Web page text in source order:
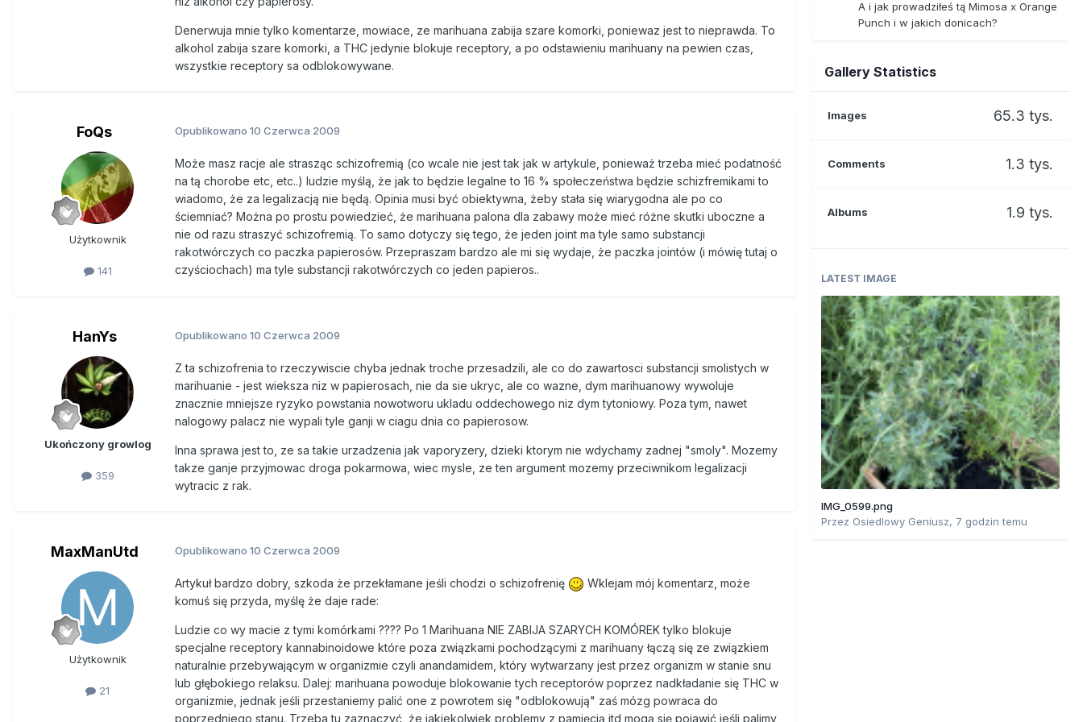
Co ciekawe, specjaliści dzielą użytkowników tej rośliny na rekreacyjnych i medycznych. Zawartym w
marihuanie tetrahydrokannabinolem wspomaga się na świecie leczenie wielu chorób, min. stwardnienia
rozsianego, depresji, zaburzeń łaknienia po chemioterapii i AIDS, anoreksji i Alzheimerze. (Lekiem,
lekarstwo na depresję, u rekreacyjnych ta sama substancja depresję powoduje (rekreacyjni są też za jej
krajach kwestią polityczną, stąd sprzeczności w podawanych do wiadomości publicznej danych.
Wydaje się, że w strategii przeciwdziałania handlu i używaniu marihuany nie sprawdziła się rola represji
karnej. Zaostrzanie kar wobec użytkowników tej rośliny przynosi szereg niepożądanych skutków
ubocznych, zaś wśród tych milionów użytkowników, którzy mieli szczęście nie trafić za kraty rodzi
niebezpieczne przekonanie, że prawo i moralność to dwie odrębne sprawy. Przez restrykcyjną penalizację
zafałszowaniu ulega też rzeczywista skala spożycia marihuany, a co za tym idzie, niemożliwa staje się
produkcji i handlu narkotykami. Agresywną retorykę, powodującą u mieszkańców Ameryki poczucie
permanentnej wojny (słynna „wojna z narkotykami”) Kerlikowski proponuje zastąpić łagodniejszym
dyskursem na temat szkodliwości zażywania narkotyków. Uważa, że zjawisko dotyczy zdrowia obywateli, a
nie spraw kryminalnych i chce, by zamiast karać użytkowników i dilerów, leczyć uzależnionych i zajmować
Anna (30 lat, terapeutka w Zakładzie Karnym w Warszawie):
narkomana. To raczej śmieszy i napędza koniunkturę dilerom, niż rzeczywiście odstrasza.
Uważam, że legalizacja marihuany byłaby mądrym posunięciem. Opłaca się państwu – jeśli przejęłoby
kontrolę nad uprawą i handlem, pieniądze z podatków mogłyby zostać przeznaczone na leczenie
uzależnionych i np. stworzenie dla nich miejsc pracy. Dziś te pieniądze trafiają w łapy złodziei i dilerów.
Bardzo ważne też jest, aby legalizacja opierała się na bardzo restrykcyjnie przestrzeganych zasadach. Jak
takie zasady działają, można się przyjrzeć na przykładzie Holandii, gdzie marihuana jest legalna – można ją
spożywać tylko w wybranych i specjalnie oznakowanych miejscach, ściśle określone są zasady, ile można
jej jednorazowo kupić, posiadać itp.
Denerwuja mnie tylko komentarze, mowiace, ze marihuana zabija szare komorki, poniewaz jest to nieprawda. To
alkohol zabija szare komorki, a THC jedynie blokuje receptory, a po odstawieniu marihuany na pewien czas,
wszystkie receptory sa odblokowywane.
FoQs
Użytkownik
141
Opublikowano 10 Czerwca 2009
Może masz racje ale strasząc schizofremią (co wcale nie jest tak jak w artykule, ponieważ trzeba mieć podatność
na tą chorobe etc, etc..) ludzie myślą, że jak to będzie legalne to 16 % społeczeństwa będzie schizfremikami to
wiadomo, że za legalizacją nie będą. Opinia musi być obiektywna, żeby stała się wiarygodna ale po co
ściemniać? Można po prostu powiedzieć, że marihuana palona dla zabawy może mieć różne skutki uboczne a
nie od razu straszyć schizofremią. To samo dotyczy się tego, że jeden joint ma tyle samo substancji
rakotwórczych co paczka papierosów. Przepraszam bardzo ale mi się wydaje, że paczka jointów (i mówię tutaj o
czyściochach) ma tyle substancji rakotwórczych co jeden papieros..
HanYs
Ukończony growlog
359
Opublikowano 10 Czerwca 2009
Z ta schizofrenia to rzeczywiscie chyba jednak troche przesadzili, ale co do zawartosci substancji smolistych w
marihuanie - jest wieksza niz w papierosach, nie da sie ukryc, ale co wazne, dym marihuanowy wywoluje
znacznie mniejsze ryzyko powstania nowotworu ukladu oddechowego niz dym tytoniowy. Poza tym, nawet
nalogowy palacz nie wypali tyle ganji w ciagu dnia co papierosow.
Inna sprawa jest to, ze sa takie urzadzenia jak vaporyzery, dzieki ktorym nie wdychamy zadnej "smoly". Mozemy
takze ganje przyjmowac droga pokarmowa, wiec mysle, ze ten argument mozemy przeciwnikom legalizacji
wytracic z rak.
MaxManUtd
Użytkownik
21
Opublikowano 10 Czerwca 2009
Artykuł bardzo dobry, szkoda że przekłamane jeśli chodzi o schizofrenię
Wklejam mój komentarz, może
komuś się przyda, myślę że daje rade:
Ludzie co wy macie z tymi komórkami ???? Po 1 Marihuana NIE ZABIJA SZARYCH KOMÓREK tylko blokuje
specjalne receptory kannabinoidowe które poza związkami pochodzącymi z marihuany łączą się ze związkiem
naturalnie przebywającym w organizmie czyli anandamidem, który wytwarzany jest przez organizm w stanie snu
lub głębokiego relaksu. Dalej: marihuana powoduje blokowanie tych receptorów poprzez nadkładanie się THC w
organizmie, jednak jeśli przestaniemy palić one z powrotem się "odblokowują" zaś mózg powraca do
poprzedniego stanu. Trzeba tu zaznaczyć, że jakiekolwiek problemy z pamięcią itd mogą się pojawić jeśli palimy
A i jak prowadziłeś tą Mimosa x Orange
Punch i w jakich donicach?
Gallery Statistics
Images 65.3 tys.
Comments 1.3 tys.
Albums 1.9 tys.
LATEST IMAGE
IMG_0599.png
Przez Osiedlowy Geniusz, 7 godzin temu